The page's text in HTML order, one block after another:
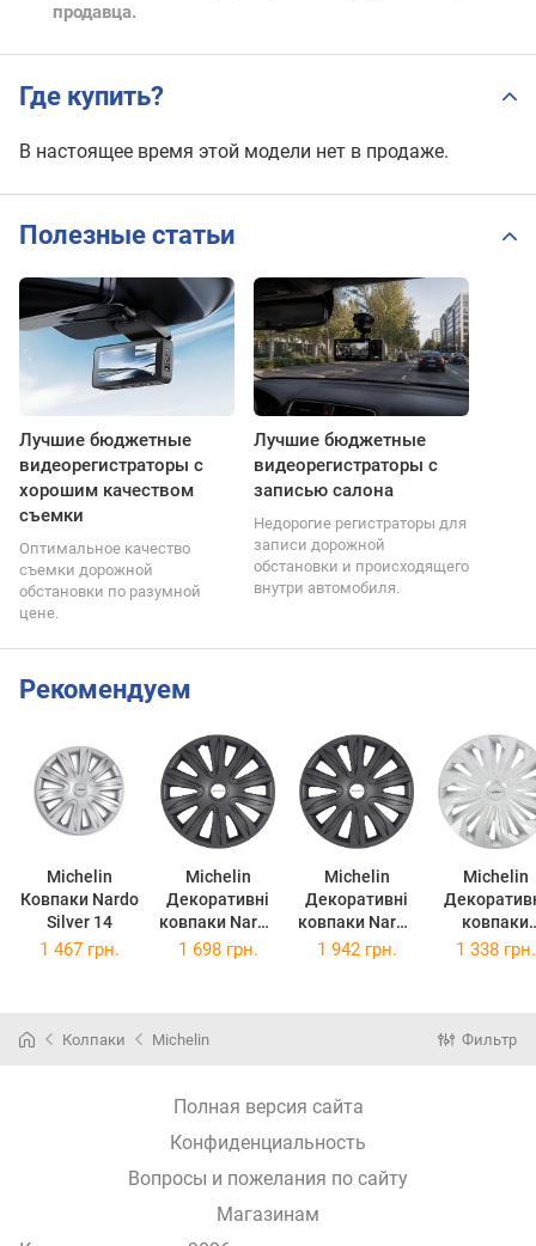
продавца.
Где купить?
В настоящее время этой модели нет в продаже.
Полезные статьи
Лучшие бюджетные
видеорегистраторы с
хорошим качеством
съемки
Оптимальное качество
съемки дорожной
обстановки по разумной
цене.
Лучшие бюджетные
видеорегистраторы с
записью салона
Недорогие регистраторы для
записи дорожной
обстановки и происходящего
внутри автомобиля.
Рекомендуем
Michelin
Ковпаки Nardo
Silver 14
Michelin
Декоративні
ковпаки Nardo
Black R15
Michelin
Декоративні
ковпаки Nardo
Black R16
Michelin
ковпаки
Cosmo
1 467 грн. 1 698 грн. 1 942 грн. 1 338 грн.
Колпаки Michelin Фильтр
Полная версия сайта
Конфиденциальность
Вопросы и пожелания по сайту
Магазинам